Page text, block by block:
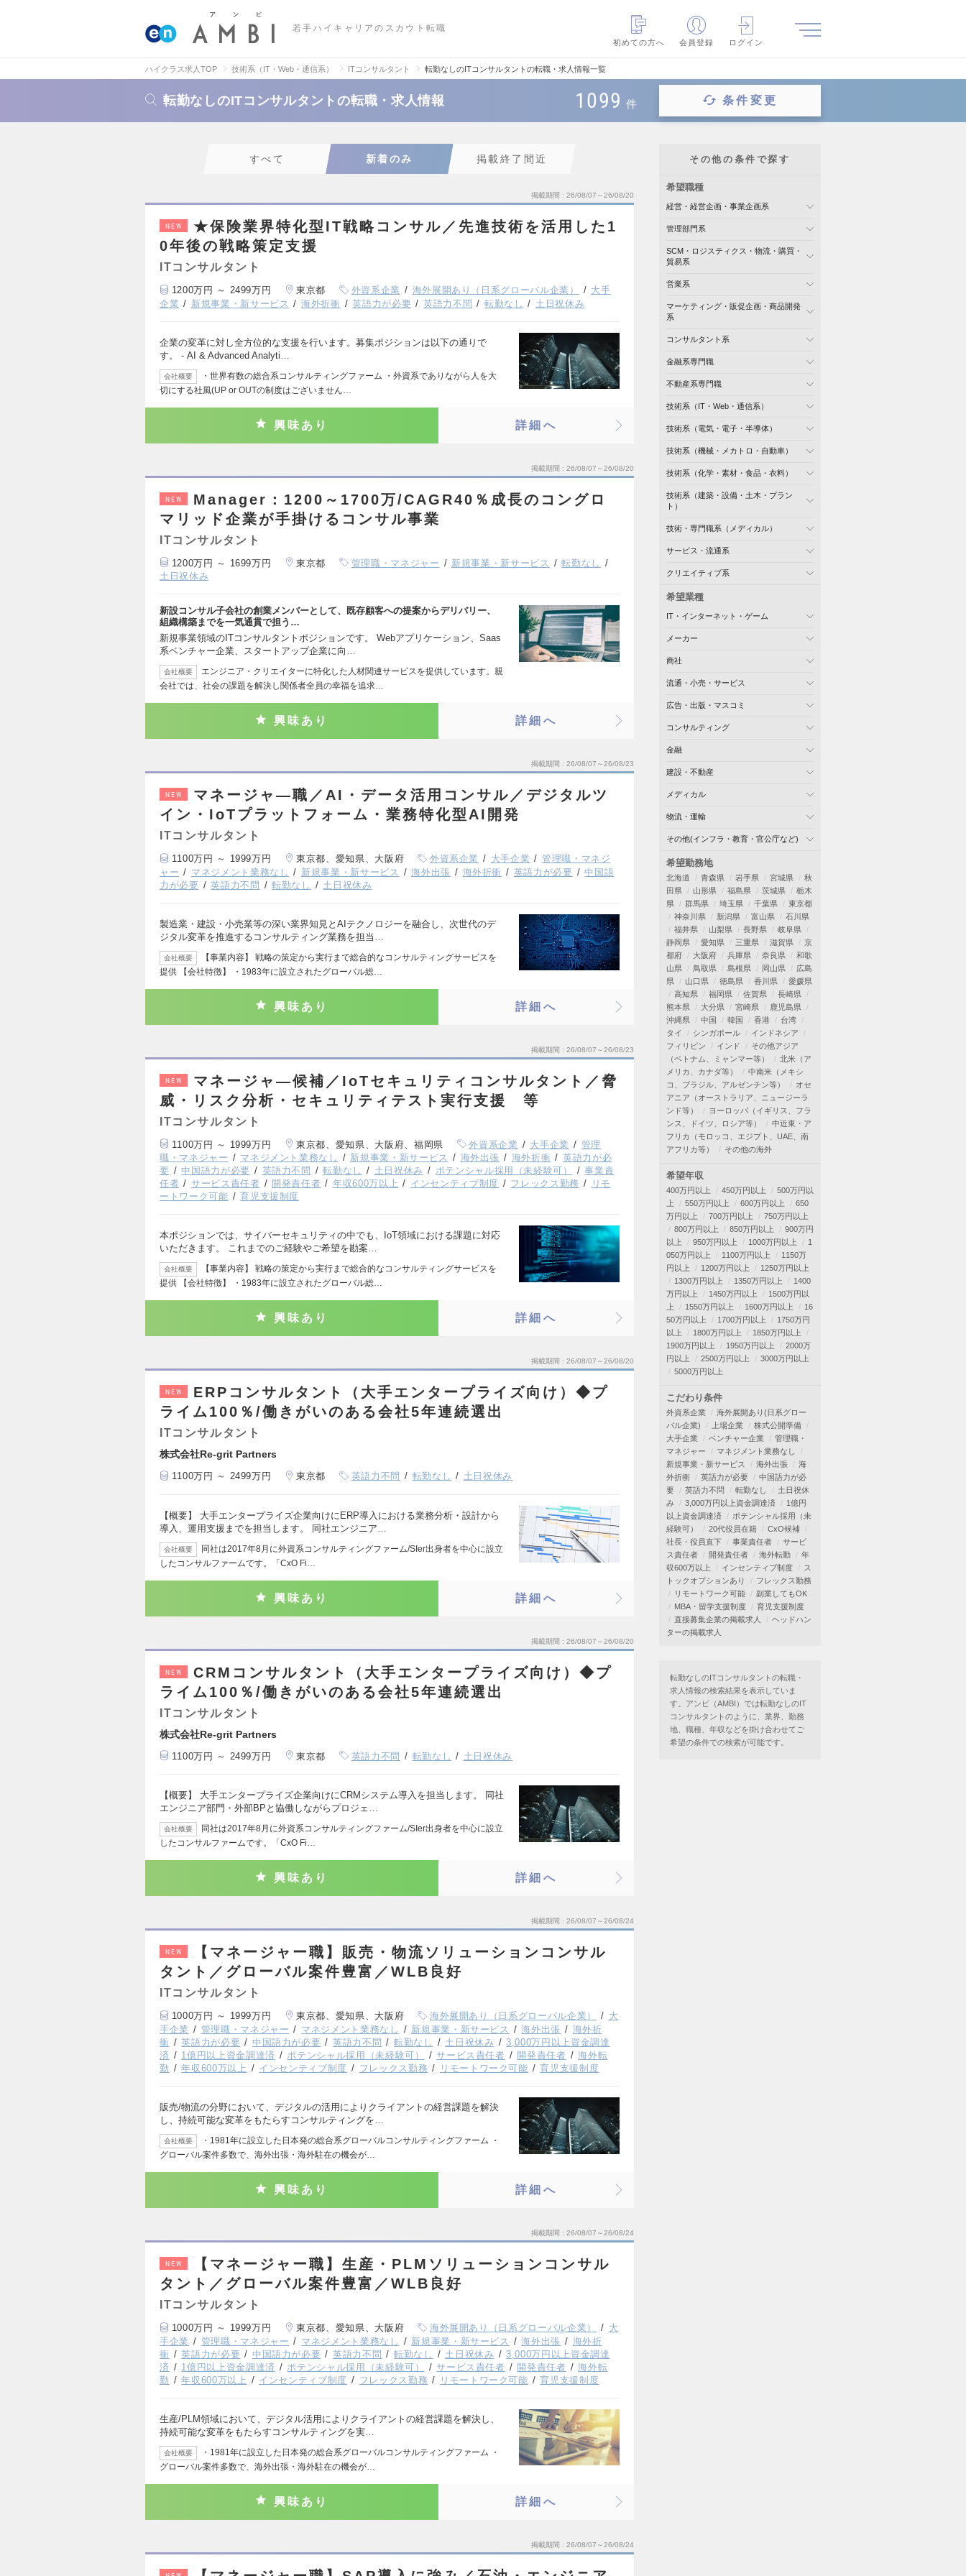
若手ハイキャリアのスカウト転職
初めての方へ
会員登録 ログイン
ハイクラス求人TOP 技術系（IT・Web・通信系） ITコンサルタント 転勤なしのITコンサルタントの転職・求人情報一覧
転勤なしのITコンサルタントの転職・求人情報 1099 件 条件変更
すべて 新着のみ 掲載終了間近
掲載期間 26/08/07～26/08/20
NEW
★保険業界特化型IT戦略コンサル／先進技術を活用した1
0年後の戦略策定支援
ITコンサルタント
1200万円 ～ 2499万円 東京都 外資系企業 海外展開あり（日系グローバル企業）
大手
企業
新規事業・新サービス 海外折衝 英語力が必要 英語力不問 転勤なし 土日祝休み
企業の変革に対し全方位的な支援を行います。募集ポジションは以下の通りで
す。 - AI & Advanced Analyti…
会社概要
・世界有数の総合系コンサルティングファーム ・外資系でありながら人を大
切にする社風(UP or OUTの制度はございません…
興味あり 詳細へ
掲載期間 26/08/07～26/08/20
NEW
Manager：1200～1700万/CAGR40％成長のコングロ
マリッド企業が手掛けるコンサル事業
ITコンサルタント
1200万円 ～ 1699万円 東京都 管理職・マネジャー 新規事業・新サービス
転勤なし
土日祝休み
新設コンサル子会社の創業メンバーとして、既存顧客への提案からデリバリー、
組織構築までを一気通貫で担う…
新規事業領域のITコンサルタントポジションです。 Webアプリケーション、Saas
系ベンチャー企業、スタートアップ企業に向…
会社概要
エンジニア・クリエイターに特化した人材関連サービスを提供しています。親
会社では、社会の課題を解決し関係者全員の幸福を追求…
興味あり 詳細へ
掲載期間 26/08/07～26/08/23
NEW
マネージャ―職／AI・データ活用コンサル／デジタルツ
イン・IoTプラットフォーム・業務特化型AI開発
ITコンサルタント
1100万円 ～ 1999万円 東京都、愛知県、大阪府 外資系企業 大手企業
管理職・マネジ
ャー
マネジメント業務なし 新規事業・新サービス 海外出張 海外折衝 英語力が必要
中国語
力が必要
英語力不問 転勤なし 土日祝休み
製造業・建設・小売業等の深い業界知見とAIテクノロジーを融合し、次世代のデ
ジタル変革を推進するコンサルティング業務を担当…
会社概要
【事業内容】 戦略の策定から実行まで総合的なコンサルティングサービスを
提供 【会社特徴】 ・1983年に設立されたグローバル総…
興味あり 詳細へ
掲載期間 26/08/07～26/08/23
NEW
マネージャ―候補／IoTセキュリティコンサルタント／脅
威・リスク分析・セキュリティテスト実行支援 等
ITコンサルタント
1100万円 ～ 1999万円 東京都、愛知県、大阪府、福岡県 外資系企業 大手企業
管理
職・マネジャー
マネジメント業務なし 新規事業・新サービス 海外出張 海外折衝
英語力が必
要
中国語力が必要 英語力不問 転勤なし 土日祝休み ポテンシャル採用（未経験可）
事業責
任者
サービス責任者 開発責任者 年収600万以上 インセンティブ制度 フレックス勤務
リモ
ートワーク可能
育児支援制度
本ポジションでは、サイバーセキュリティの中でも、IoT領域における課題に対応
いただきます。 これまでのご経験やご希望を勘案…
会社概要
【事業内容】 戦略の策定から実行まで総合的なコンサルティングサービスを
提供 【会社特徴】 ・1983年に設立されたグローバル総…
興味あり 詳細へ
掲載期間 26/08/07～26/08/20
NEW
ERPコンサルタント（大手エンタープライズ向け）◆プ
ライム100％/働きがいのある会社5年連続選出
ITコンサルタント
株式会社Re-grit Partners
1100万円 ～ 2499万円 東京都 英語力不問 転勤なし 土日祝休み
【概要】 大手エンタープライズ企業向けにERP導入における業務分析・設計から
導入、運用支援までを担当します。 同社エンジニア…
会社概要
同社は2017年8月に外資系コンサルティングファーム/SIer出身者を中心に設立
したコンサルファームです。「CxO Fi…
興味あり 詳細へ
掲載期間 26/08/07～26/08/20
NEW
CRMコンサルタント（大手エンタープライズ向け）◆プ
ライム100％/働きがいのある会社5年連続選出
ITコンサルタント
株式会社Re-grit Partners
1100万円 ～ 2499万円 東京都 英語力不問 転勤なし 土日祝休み
【概要】 大手エンタープライズ企業向けにCRMシステム導入を担当します。 同社
エンジニア部門・外部BPと協働しながらプロジェ…
会社概要
同社は2017年8月に外資系コンサルティングファーム/SIer出身者を中心に設立
したコンサルファームです。「CxO Fi…
興味あり 詳細へ
掲載期間 26/08/07～26/08/24
NEW
【マネージャー職】販売・物流ソリューションコンサル
タント／グローバル案件豊富／WLB良好
ITコンサルタント
1000万円 ～ 1999万円 東京都、愛知県、大阪府 海外展開あり（日系グローバル企業）
大
手企業
管理職・マネジャー マネジメント業務なし 新規事業・新サービス 海外出張
海外折
衝
英語力が必要 中国語力が必要 英語力不問 転勤なし 土日祝休み
3,000万円以上資金調達
済
1億円以上資金調達済 ポテンシャル採用（未経験可） サービス責任者 開発責任者
海外転
勤
年収600万以上 インセンティブ制度 フレックス勤務 リモートワーク可能 育児支援制度
販売/物流の分野において、デジタルの活用によりクライアントの経営課題を解決
し、持続可能な変革をもたらすコンサルティングを…
会社概要
・1981年に設立した日本発の総合系グローバルコンサルティングファーム ・
グローバル案件多数で、海外出張・海外駐在の機会が…
興味あり 詳細へ
掲載期間 26/08/07～26/08/24
NEW
【マネージャー職】生産・PLMソリューションコンサル
タント／グローバル案件豊富／WLB良好
ITコンサルタント
1000万円 ～ 1999万円 東京都、愛知県、大阪府 海外展開あり（日系グローバル企業）
大
手企業
管理職・マネジャー マネジメント業務なし 新規事業・新サービス 海外出張
海外折
衝
英語力が必要 中国語力が必要 英語力不問 転勤なし 土日祝休み
3,000万円以上資金調達
済
1億円以上資金調達済 ポテンシャル採用（未経験可） サービス責任者 開発責任者
海外転
勤
年収600万以上 インセンティブ制度 フレックス勤務 リモートワーク可能 育児支援制度
生産/PLM領域において、デジタル活用によりクライアントの経営課題を解決し、
持続可能な変革をもたらすコンサルティングを実…
会社概要
・1981年に設立した日本発の総合系グローバルコンサルティングファーム ・
グローバル案件多数で、海外出張・海外駐在の機会が…
興味あり 詳細へ
掲載期間 26/08/07～26/08/24
その他の条件で探す
希望職種
経営・経営企画・事業企画系
管理部門系
SCM・ロジスティクス・物流・購買・
貿易系
営業系
マーケティング・販促企画・商品開発
系
コンサルタント系
金融系専門職
不動産系専門職
技術系（IT・Web・通信系）
技術系（電気・電子・半導体）
技術系（機械・メカトロ・自動車）
技術系（化学・素材・食品・衣料）
技術系（建築・設備・土木・プラン
ト）
技術・専門職系（メディカル）
サービス・流通系
クリエイティブ系
希望業種
IT・インターネット・ゲーム
メーカー
商社
流通・小売・サービス
広告・出版・マスコミ
コンサルティング
金融
建設・不動産
メディカル
物流・運輸
その他(インフラ・教育・官公庁など)
希望勤務地
北海道 青森県 岩手県 宮城県
秋
田県
山形県 福島県 茨城県
栃木
県
群馬県 埼玉県 千葉県
東京都
神奈川県
新潟県 富山県
石川県
福井県
山梨県 長野県
岐阜県
静岡県
愛知県 三重県 滋賀県
京
都府
大阪府 兵庫県 奈良県
和歌
山県
鳥取県 島根県 岡山県
広島
県
山口県 徳島県 香川県
愛媛県
高知県
福岡県 佐賀県
長崎県
熊本県
大分県 宮崎県
鹿児島県
沖縄県
中国 韓国 香港
台湾
タイ
シンガポール
インドネシア
フィリピン
インド
その他アジア
（ベトナム、ミャンマー等）
北米（ア
メリカ、カナダ等）
中南米（メキシ
コ、ブラジル、アルゼンチン等）
オセ
アニア（オーストラリア、ニュージーラ
ンド等）
ヨーロッパ（イギリス、フラ
ンス、ドイツ、ロシア等）
中近東・ア
フリカ（モロッコ、エジプト、UAE、南
アフリカ等）
その他の海外
希望年収
400万円以上 450万円以上
500万円以
上
550万円以上 600万円以上
650
万円以上
700万円以上
750万円以上
800万円以上
850万円以上
900万円
以上
950万円以上 1000万円以上
1
050万円以上
1100万円以上
1150万
円以上
1200万円以上
1250万円以上
1300万円以上
1350万円以上
1400
万円以上
1450万円以上
1500万円以
上
1550万円以上 1600万円以上
16
50万円以上
1700万円以上
1750万円
以上
1800万円以上
1850万円以上
1900万円以上
1950万円以上
2000万
円以上
2500万円以上
3000万円以上
5000万円以上
こだわり条件
外資系企業
海外展開あり(日系グロー
バル企業)
上場企業
株式公開準備
大手企業
ベンチャー企業
管理職・
マネジャー
マネジメント業務なし
新規事業・新サービス
海外出張
海
外折衝
英語力が必要
中国語力が必
要
英語力不問 転勤なし
土日祝休
み
3,000万円以上資金調達済
1億円
以上資金調達済
ポテンシャル採用（未
経験可）
20代役員在籍
CxO候補
社長・役員直下
事業責任者
サービ
ス責任者
開発責任者 海外転勤
年
収600万以上
インセンティブ制度
ス
トックオプションあり
フレックス勤務
リモートワーク可能
副業してもOK
MBA・留学支援制度
育児支援制度
直接募集企業の掲載求人
ヘッドハン
ターの掲載求人
転勤なしのITコンサルタントの転職・
求人情報の検索結果を表示していま
す。アンビ（AMBI）では転勤なしのIT
コンサルタントのように、業界、勤務
地、職種、年収などを掛け合わせてご
希望の条件での検索が可能です。